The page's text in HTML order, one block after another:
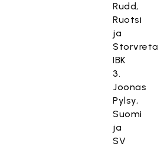
Rudd,
Ruotsi
ja
Storvreta
IBK
3.
Joonas
Pylsy,
Suomi
ja
SV